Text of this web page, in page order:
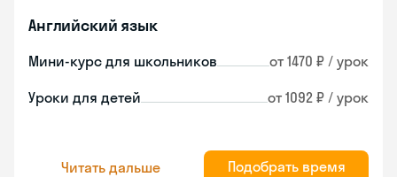
Английский язык
Мини-курс для школьников от 1470 ₽ / урок
Уроки для детей от 1092 ₽ / урок
Читать дальше Подобрать время